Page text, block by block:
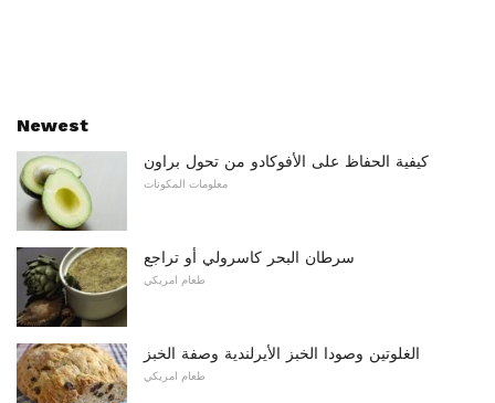
Newest
كيفية الحفاظ على الأفوكادو من تحول براون
معلومات المكونات
سرطان البحر كاسرولي أو تراجع
طعام امريكي
الغلوتين وصودا الخبز الأيرلندية وصفة الخبز
طعام امريكي